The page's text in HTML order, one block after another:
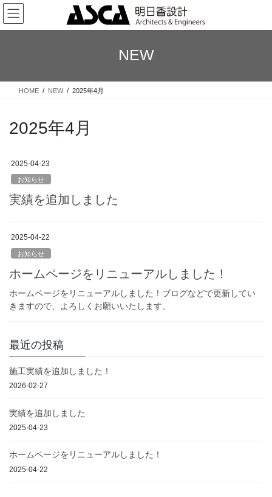
コ
ン
テ
ス
ナ
ビ
ゲ
ン
NEW
HOME NEW 2025年4月
2025年4月
2025-04-23
お知らせ
実績を追加しました
2025-04-22
お知らせ
ホームページをリニューアルしました！
ホームページをリニューアルしました！ブログなどで更新してい
きますので、よろしくお願いいたします。
最近の投稿
施工実績を追加しました！
2026-02-27
実績を追加しました
2025-04-23
ホームページをリニューアルしました！
2025-04-22